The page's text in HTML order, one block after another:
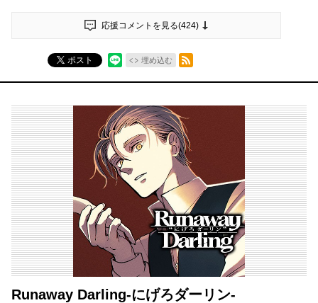
応援コメントを見る(424)
ポスト 埋め込む
RSSフィード
Runaway Darling-にげろダーリン-